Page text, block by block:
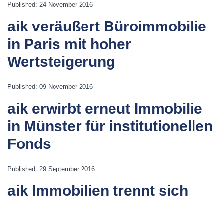
Published: 24 November 2016
aik veräußert Büroimmobilie
in Paris mit hoher
Wertsteigerung
Published: 09 November 2016
aik erwirbt erneut Immobilie
in Münster für institutionellen
Fonds
Published: 29 September 2016
aik Immobilien trennt sich